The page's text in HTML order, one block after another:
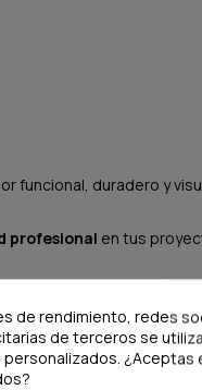
funcional, duradero y
profesional en tus
de rendimiento, redes
de terceros se
¿Aceptas